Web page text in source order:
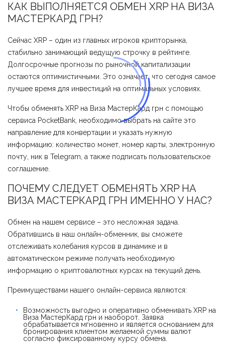
КАК ВЫПОЛНЯЕТСЯ ОБМЕН XRP НА ВИЗА
МАСТЕРКАРД ГРН?
Сейчас XRP – один из главных игроков крипторынка,
стабильно занимающий ведущую строчку в рейтинге.
Долгосрочные прогнозы по рыночной капитализации
остаются оптимистичными. Это означает, что сегодня самое
лучшее время для инвестиций на оптимальных условиях.
Чтобы обменять XRP на Виза МастерКард грн с помощью
сервиса PocketBank, необходимо выбрать на сайте это
направление для конвертации и указать нужную
информацию: количество монет, номер карты, электронную
почту, ник в Telegram, а также подписать пользовательское
соглашение.
ПОЧЕМУ СЛЕДУЕТ ОБМЕНЯТЬ XRP НА
ВИЗА МАСТЕРКАРД ГРН ИМЕННО У НАС?
Обмен на нашем сервисе – это несложная задача.
Обратившись в наш онлайн-обменник, вы сможете
отслеживать колебания курсов в динамике и в
автоматическом режиме получать необходимую
информацию о криптовалютных курсах на текущий день.
Преимуществами нашего онлайн-сервиса являются:
Возможность выгодно и оперативно обменивать XRP на
Виза МастерКард грн и наоборот. Заявка
обрабатывается мгновенно и является основанием для
бронирования клиентом желаемой суммы валют
согласно фиксированному курсу обмена.